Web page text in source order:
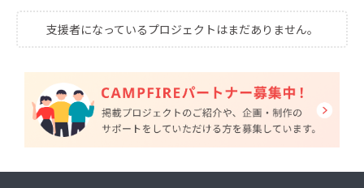
支援者になっているプロジェクトはまだありません。